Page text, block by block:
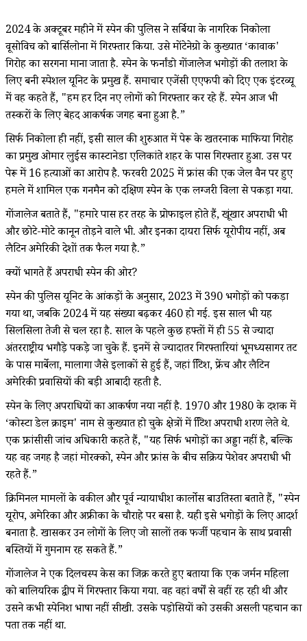
2024 के अक्टूबर महीने में स्पेन की पुलिस ने सर्बिया के नागरिक निकोला
वूसोविच को बार्सिलोना में गिरफ्तार किया. उसे मोंटेनेग्रो के कुख्यात ‘कावाक'
गिरोह का सरगना माना जाता है. स्पेन के फर्नांडो गोंजालेज भगोड़ों की तलाश के
लिए बनी स्पेशल यूनिट के प्रमुख हैं. समाचार एजेंसी एएफपी को दिए एक इंटरव्यू
में वह कहते हैं, "हम हर दिन नए लोगों को गिरफ्तार कर रहे हैं. स्पेन आज भी
तस्करों के लिए बेहद आकर्षक जगह बना हुआ है.”
सिर्फ निकोला ही नहीं, इसी साल की शुरुआत में पेरू के खतरनाक माफिया गिरोह
का प्रमुख ओमार लुईस कास्टानेडा एलिकांते शहर के पास गिरफ्तार हुआ. उस पर
पेरू में 16 हत्याओं का आरोप है. फरवरी 2025 में फ्रांस की एक जेल वैन पर हुए
हमले में शामिल एक गनमैन को दक्षिण स्पेन के एक लग्जरी विला से पकड़ा गया.
गोंजालेज बताते हैं, "हमारे पास हर तरह के प्रोफाइल होते हैं, खूंखार अपराधी भी
और छोटे-मोटे कानून तोड़ने वाले भी. और इनका दायरा सिर्फ यूरोपीय नहीं, अब
लैटिन अमेरिकी देशों तक फैल गया है.”
क्यों भागते हैं अपराधी स्पेन की ओर?
स्पेन की पुलिस यूनिट के आंकड़ों के अनुसार, 2023 में 390 भगोड़ों को पकड़ा
गया था, जबकि 2024 में यह संख्या बढ़कर 460 हो गई. इस साल भी यह
सिलसिला तेजी से चल रहा है. साल के पहले कुछ हफ्तों में ही 55 से ज्यादा
अंतरराष्ट्रीय भगौड़े पकड़े जा चुके हैं. इनमें से ज्यादातर गिरफ्तारियां भूमध्यसागर तट
के पास मार्बेला, मालागा जैसे इलाकों से हुई हैं, जहां ब्रिटिश, फ्रेंच और लैटिन
अमेरिकी प्रवासियों की बड़ी आबादी रहती है.
स्पेन के लिए अपराधियों का आकर्षण नया नहीं है. 1970 और 1980 के दशक में
‘कोस्टा डेल क्राइम' नाम से कुख्यात हो चुके क्षेत्रों में ब्रिटिश अपराधी शरण लेते थे.
एक फ्रांसीसी जांच अधिकारी कहते हैं, "यह सिर्फ भगोड़ों का अड्डा नहीं है, बल्कि
यह वह जगह है जहां मोरक्को, स्पेन और फ्रांस के बीच सक्रिय पेशेवर अपराधी भी
रहते हैं.”
क्रिमिनल मामलों के वकील और पूर्व न्यायाधीश कार्लोस बाउतिस्ता बताते हैं, "स्पेन
यूरोप, अमेरिका और अफ्रीका के चौराहे पर बसा है. यही इसे भगोड़ों के लिए आदर्श
बनाता है. खासकर उन लोगों के लिए जो सालों तक फर्जी पहचान के साथ प्रवासी
बस्तियों में गुमनाम रह सकते हैं.”
गोंजालेज ने एक दिलचस्प केस का जिक्र करते हुए बताया कि एक जर्मन महिला
को बालियरिक द्वीप में गिरफ्तार किया गया. वह वहां वर्षों से वहीं रह रही थी और
उसने कभी स्पेनिश भाषा नहीं सीखी. उसके पड़ोसियों को उसकी असली पहचान का
पता तक नहीं था.